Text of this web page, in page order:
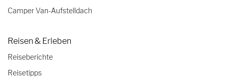
Camper Van-Aufstelldach
Reisen & Erleben
Reiseberichte
Reisetipps